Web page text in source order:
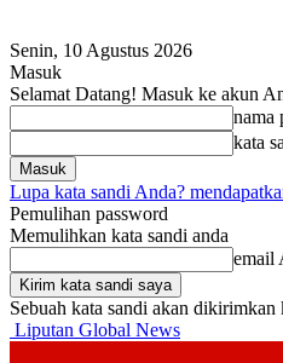
Senin, 10 Agustus 2026
Masuk
Selamat Datang! Masuk ke akun
nama
kata
Lupa kata sandi Anda?
Pemulihan password
Memulihkan kata sandi anda
email
Sebuah kata sandi akan dikirimkan
Liputan Global News